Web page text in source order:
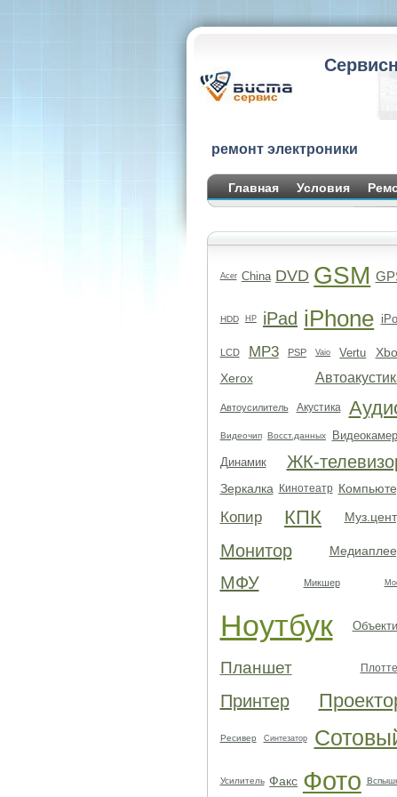
ремонт электроники
Главная Условия
Acer China DVD GSM
HDD HP iPad iPhone
LCD MP3 PSP Vaio Vertu
Xerox
Автоусилитель Акустика
Видеочип Восст.данных
Динамик
ЖК-
Зеркалка Кинотеатр
Копир КПК
Монитор
МФУ Микшер
Ноутбук
Планшет
Принтер
Ресивер Синтезатор
Усилитель Факс Фото